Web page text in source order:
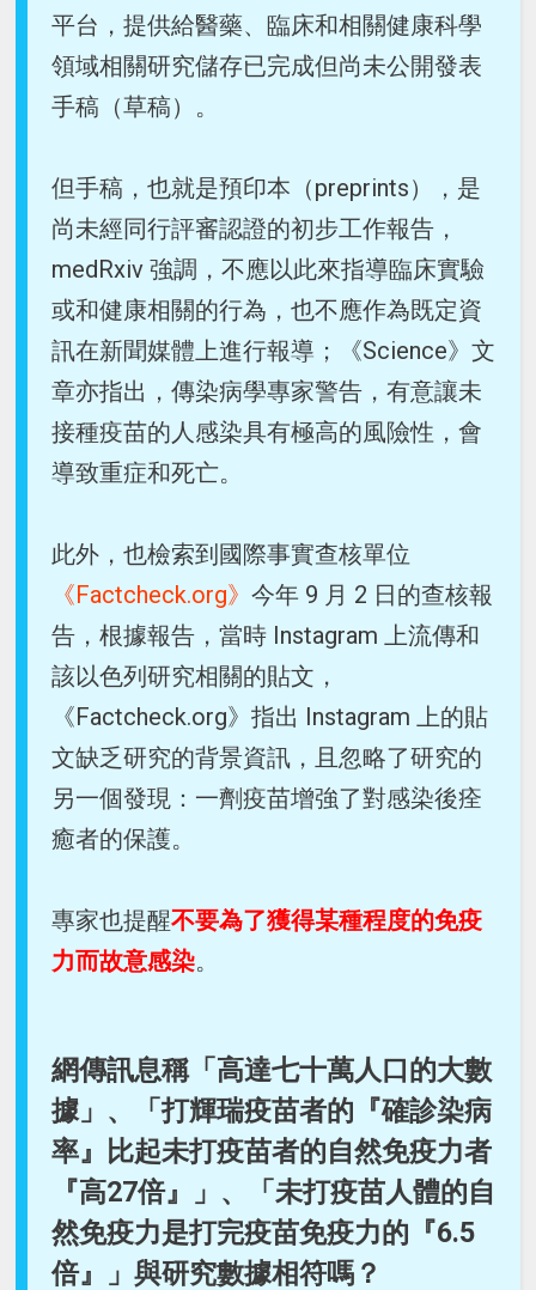
平台，提供給醫藥、臨床和相關健康科學
領域相關研究儲存已完成但尚未公開發表
手稿（草稿）。
但手稿，也就是預印本（preprints），是
尚未經同行評審認證的初步工作報告，
medRxiv 強調，不應以此來指導臨床實驗
或和健康相關的行為，也不應作為既定資
訊在新聞媒體上進行報導；《Science》文
章亦指出，傳染病學專家警告，有意讓未
接種疫苗的人感染具有極高的風險性，會
導致重症和死亡。
此外，也檢索到國際事實查核單位
《Factcheck.org》今年 9 月 2 日的查核報
告，根據報告，當時 Instagram 上流傳和
該以色列研究相關的貼文，
《Factcheck.org》指出 Instagram 上的貼
文缺乏研究的背景資訊，且忽略了研究的
另一個發現：一劑疫苗增強了對感染後痊
癒者的保護。
專家也提醒不要為了獲得某種程度的免疫
力而故意感染。
網傳訊息稱「高達七十萬人口的大數
據」、「打輝瑞疫苗者的『確診染病
率』比起未打疫苗者的自然免疫力者
『高27倍』」、「未打疫苗人體的自
然免疫力是打完疫苗免疫力的『6.5
倍』」與研究數據相符嗎？